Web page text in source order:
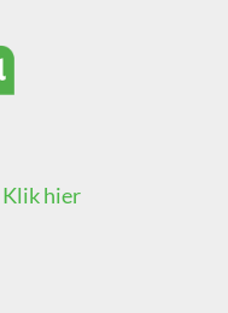
Klik hier